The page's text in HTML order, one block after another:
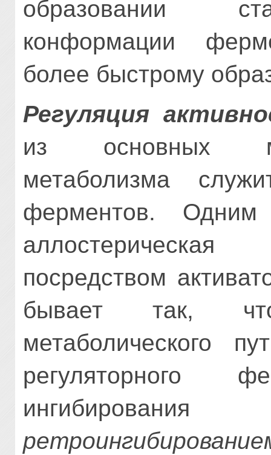
образовании
конформации
более быстро­му
Регуляция
из основных
метаболизма
ферментов.
посредством
бывает так,
метаболического
регуляторного